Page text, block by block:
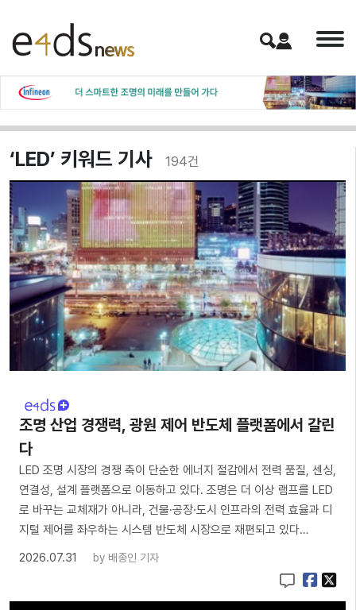
‘LED’ 키워드 기사 194건
조명 산업 경쟁력, 광원 제어 반도체 플랫폼에서 갈린
다
LED 조명 시장의 경쟁 축이 단순한 에너지 절감에서 전력 품질, 센싱,
연결성, 설계 플랫폼으로 이동하고 있다. 조명은 더 이상 램프를 LED
로 바꾸는 교체재가 아니라, 건물·공장·도시 인프라의 전력 효율과 디
지털 제어를 좌우하는 시스템 반도체 시장으로 재편되고 있다…
2026.07.31
by 배종인 기자